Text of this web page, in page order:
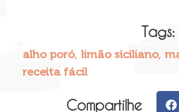
Tags:
alho poró, limão siciliano,
receita fácil
Compartilhe